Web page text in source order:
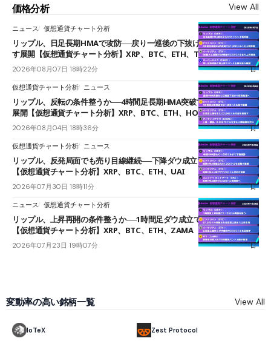
価格分析 View All
ニュース 仮想通貨チャート分析
リップル、日足長期HMAで攻防──戻り一巡後の下抜けで0.95ドルを試
す展開【仮想通貨チャート分析】XRP、BTC、ETH、TAKE
2026年08月07日 18時22分
仮想通貨チャート分析 ニュース
リップル、反転の条件整うか──4時間足長期HMA突破で雲下端を目指す
展開【仮想通貨チャート分析】XRP、BTC、ETH、HOME
2026年08月04日 18時36分
仮想通貨チャート分析 ニュース
リップル、反発局面でも売り目線継続──下降ダウ成立で下値追う展開
【仮想通貨チャート分析】XRP、BTC、ETH、UAI
2026年07月30日 18時11分
ニュース 仮想通貨チャート分析
リップル、上昇再開の条件整うか──1時間足ダウ成立で1.185ドルを狙う
【仮想通貨チャート分析】XRP、BTC、ETH、ZAMA
2026年07月23日 19時07分
変動率の高い銘柄一覧 View All
IoTeX Zest Protocol